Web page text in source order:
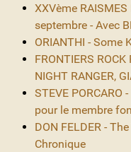
XXVème
septembre - Avec
ORIANTHI - Some
FRONTIERS
NIGHT RANGER,
STEVE
pour le membre
DON FELDER -
Chronique